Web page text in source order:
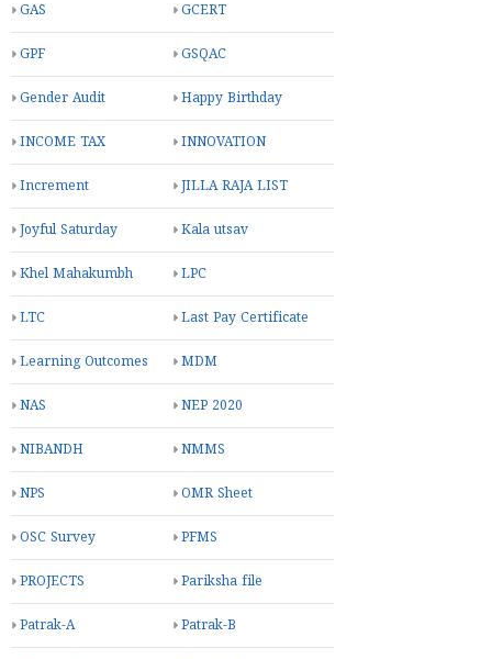
GAS GCERT
GPF GSQAC
Gender Audit Happy Birthday
INCOME TAX INNOVATION
Increment JILLA RAJA LIST
Joyful Saturday Kala utsav
Khel Mahakumbh LPC
LTC Last Pay Certificate
Learning Outcomes MDM
NAS NEP 2020
NIBANDH NMMS
NPS OMR Sheet
OSC Survey PFMS
PROJECTS Pariksha file
Patrak-A Patrak-B